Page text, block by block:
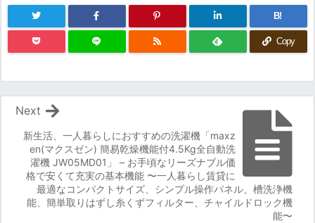
B!
Copy
新生活、一人暮らしにおすすめの洗濯機「maxz
en(マクスゼン) 簡易乾燥機能付4.5Kg全自動洗
濯機 JW05MD01」 – お手頃なリーズナブル価
格で安くて充実の基本機能 〜一人暮らし賃貸に
最適なコンパクトサイズ、シンプル操作パネル、槽洗浄機
能、簡単取りはずし糸くずフィルター、チャイルドロック機
能〜
Next